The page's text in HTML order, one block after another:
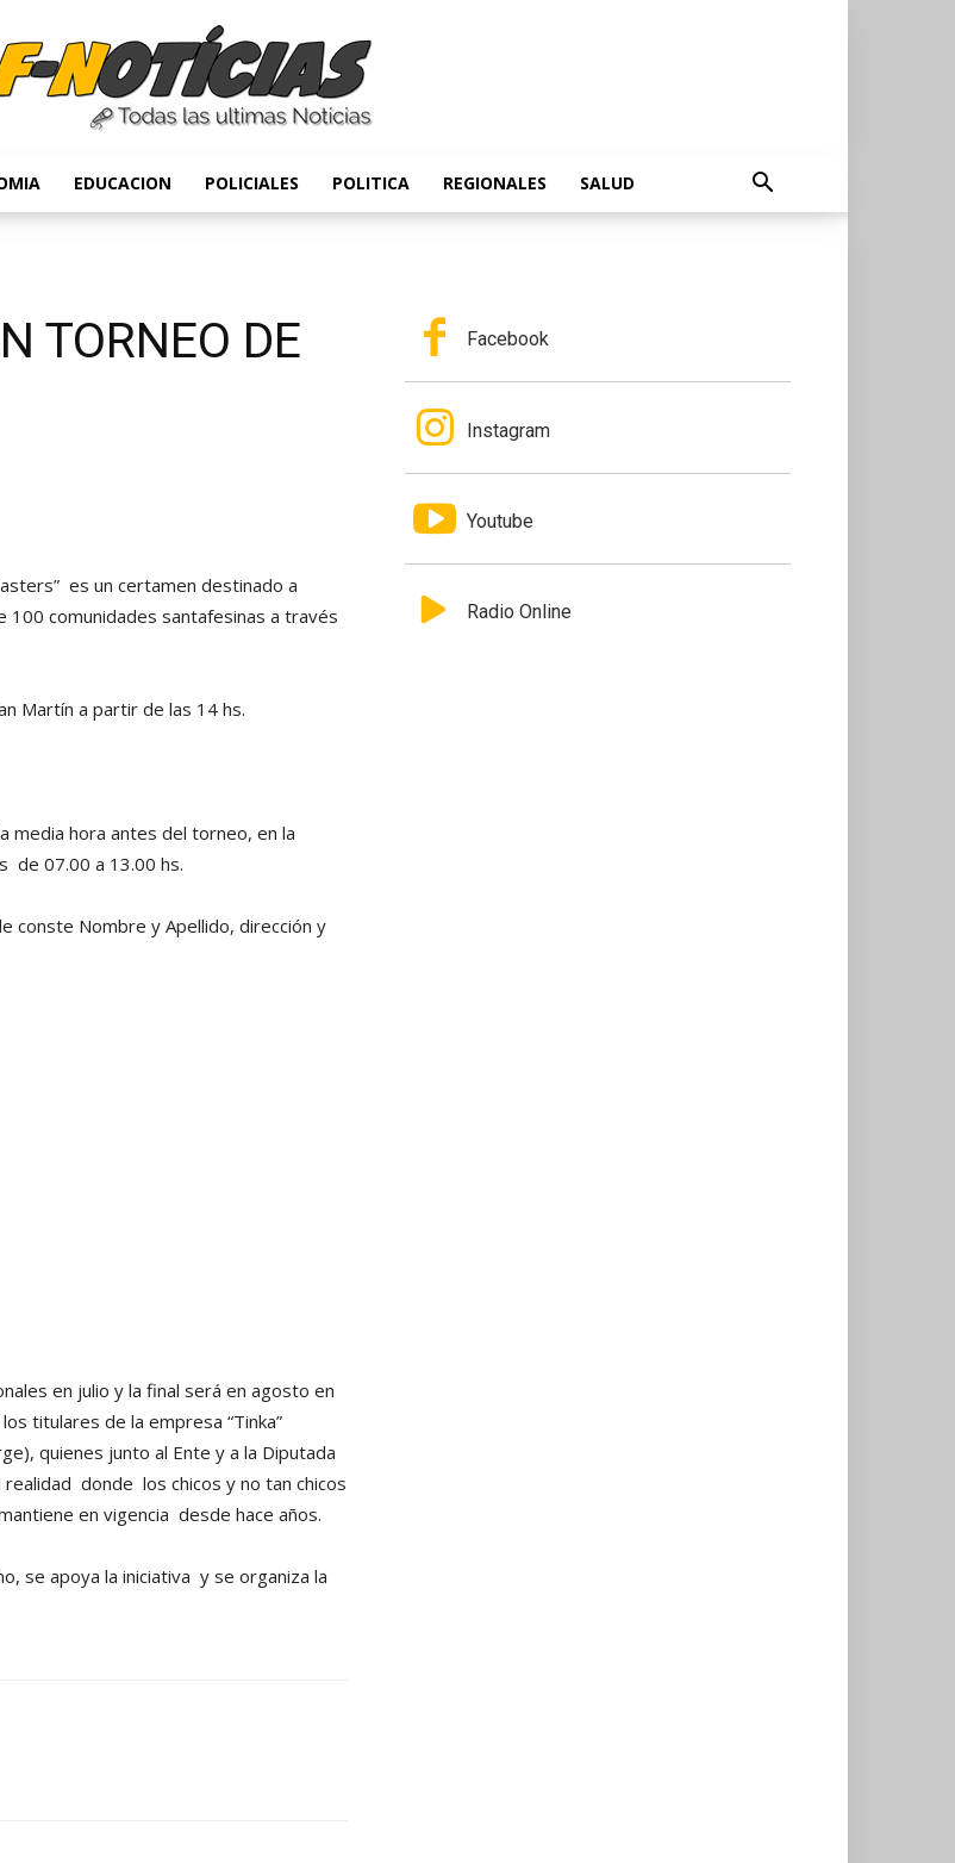
Anyulin
EDUCACION POLICIALES POLITICA REGIONALES SALUD
TORNEO DE
es un certamen destinado a
comunidades santafesinas a través
Martín a partir de las 14 hs.
media hora antes del torneo, en la
de 07.00 a 13.00 hs.
conste Nombre y Apellido, dirección y
en julio y la final será en agosto en
titulares de la empresa “Tinka”
quienes junto al Ente y a la Diputada
realidad donde los chicos y no tan chicos
en vigencia desde hace años.
se apoya la iniciativa y se organiza la
Facebook
Instagram
Youtube
Radio Online